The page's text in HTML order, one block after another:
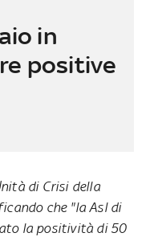
in
positive
di Crisi della
che "la Asl di
la positività di 50